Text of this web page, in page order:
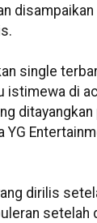
single
istimewa di
dirilis
setelah